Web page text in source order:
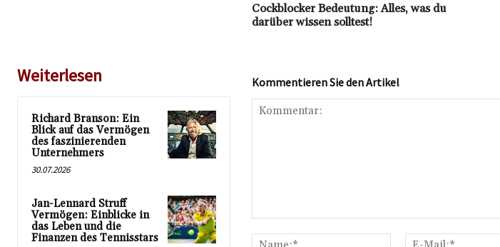
Cockblocker Bedeutung: Alles, was du
darüber wissen solltest!
Weiterlesen
Richard Branson: Ein
Blick auf das Vermögen
des faszinierenden
Unternehmers
30.07.2026
Jan-Lennard Struff
Vermögen: Einblicke in
das Leben und die
Finanzen des Tennisstars
Kommentieren Sie den Artikel
Name:*